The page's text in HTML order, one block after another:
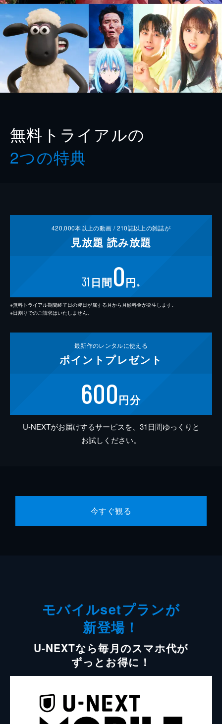
無料トライアルの
2つの特典
420,000本以上の動画 /210誌以上の雑誌が
見放題 読み放題
31 日間0円 ※
※無料トライアル期間終了日の翌日が属する月から月額料金が発生します。
※日割りでのご請求はいたしません。
最新作のレンタルに使える
ポイント プレゼント
600円分
U-NEXTがお届けするサービスを、31日間ゆっくりと
お試しください。
今すぐ観る
モバイルsetプランが
新登場！
U-NEXTなら毎月のスマホ代が
ずっとお得に！